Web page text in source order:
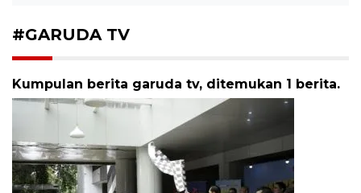
#GARUDA TV
Kumpulan berita garuda tv, ditemukan 1 berita.